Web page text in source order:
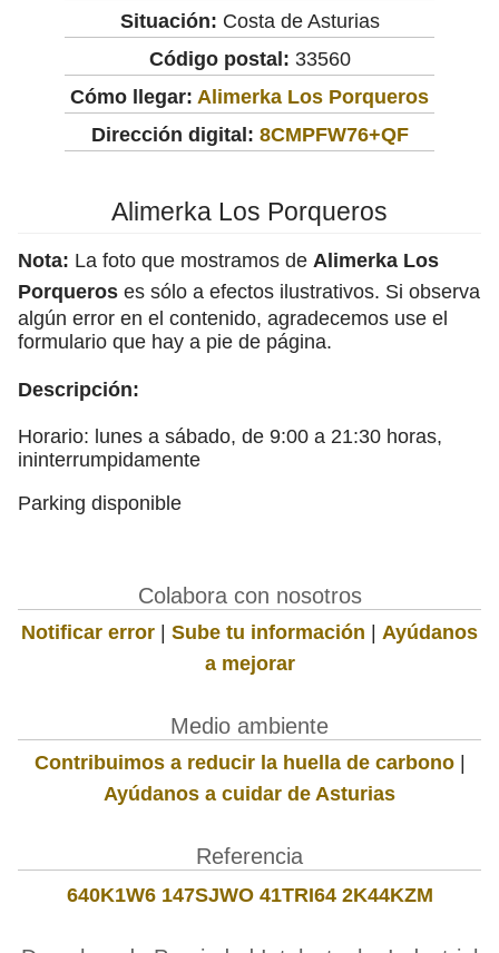
Situación: Costa de Asturias
Código postal: 33560
Cómo llegar: Alimerka Los Porqueros
Dirección digital: 8CMPFW76+QF
Alimerka Los Porqueros
Nota: La foto que mostramos de Alimerka Los
Porqueros es sólo a efectos ilustrativos. Si observa
algún error en el contenido, agradecemos use el
formulario que hay a pie de página.
Descripción:
Horario: lunes a sábado, de 9:00 a 21:30 horas,
ininterrumpidamente
Parking disponible
Colabora con nosotros
Notificar error | Sube tu información | Ayúdanos
a mejorar
Medio ambiente
Contribuimos a reducir la huella de carbono|
Ayúdanos a cuidar de Asturias
Referencia
640K1W6 147SJWO 41TRI64 2K44KZM